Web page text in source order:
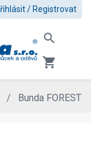
Přihlásit / Registrovat
search
shopping_cart
Bunda FOREST